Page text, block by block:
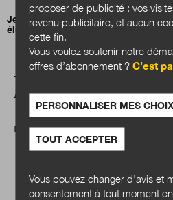
Jean-Charles Orsucci, président
élus des littoraux (ANEL)
A LIRE AUSSI
DOSSIER
proposer de publicité : vos
revenu publicitaire, et aucun
cette fin.
Vous voulez soutenir notre
offres d’abonnement ?C’est
PERSONNALISER MES CHOIX
TOUT ACCEPTER
Vous pouvez changer d’avis et
consentement à tout moment